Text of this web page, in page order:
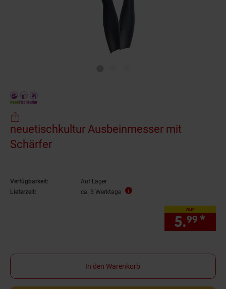
neuetischkultur Ausbeinmesser mit
Schärfer
Verfügbarkeit:
Auf Lager
Lieferzeit:
ca. 3 Werktage
nur
5.99 *
In den Warenkorb